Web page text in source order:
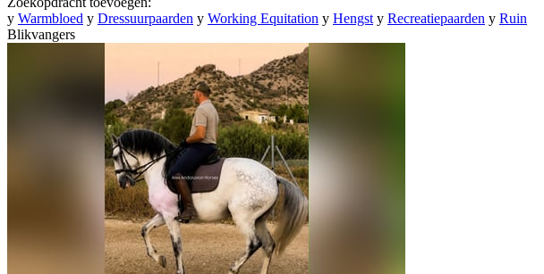
y Warmbloed y Dressuurpaarden y Working Equitation y Hengst y Recreatiepaarden y Ruin
Blikvangers